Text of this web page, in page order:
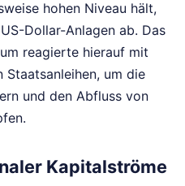
hohen Niveau hält,
Dollar-Anlagen ab. Das
reagierte hierauf mit
um die
und den Abfluss von
Kapitalströme